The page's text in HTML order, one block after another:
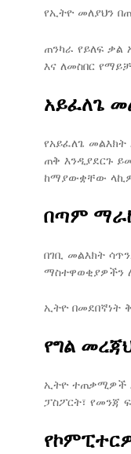
የኢትዮ መለያህን
ጠንካራ የይለፍ ቃል
እና ለመስበር
አይፈለጌ
የአይፈለጌ
ጠቅ እንዲያደርጉ
ከማያውቋቸው
በጣም
በገቢ መልእክት
ማስተዋወቂያዎችን
ኢትዮ በመደበኛነት
የግል
ኢትዮ ተጠቃሚዎች
ፓስፖርት፣ የመንጃ